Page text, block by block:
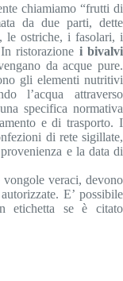
chiamiamo “frutti di
da due parti, dette
le ostriche, i fasolari, i
ristorazione i bivalvi
da acque pure.
gli elementi nutritivi
l’acqua attraverso
specifica normativa
e di trasporto. I
di rete sigillate,
e la data di
veraci, devono
E’ possibile
etichetta se è citato